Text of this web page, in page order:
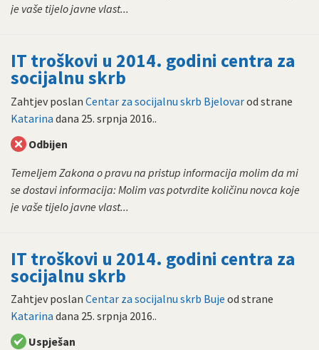
je vaše tijelo javne vlast...
IT troškovi u 2014. godini centra za
socijalnu skrb
Zahtjev poslan Centar za socijalnu skrb Bjelovarod strane
Katarina dana 25. srpnja 2016..
Odbijen
Temeljem Zakona o pravu na pristup informacija molim da mi
se dostavi informacija: Molim vas potvrdite količinu novca koje
je vaše tijelo javne vlast...
IT troškovi u 2014. godini centra za
socijalnu skrb
Zahtjev poslan Centar za socijalnu skrb Buje od strane
Katarina dana 25. srpnja 2016..
Uspješan